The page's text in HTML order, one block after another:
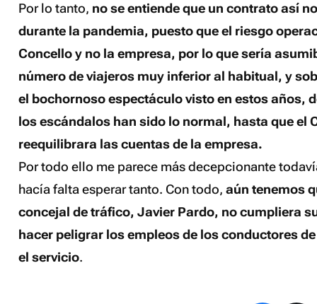
Por lo tanto, no se entiende que un contrato así
durante la pandemia, puesto que el riesgo
Concello y no la empresa, por lo que sería
número de viajeros muy inferior al habitual, y
el bochornoso espectáculo visto en estos años,
los escándalos han sido lo normal, hasta que el
reequilibrara las cuentas de la empresa.
Por todo ello me parece más decepcionante
hacía falta esperar tanto. Con todo,aún tenemos
concejal de tráfico, Javier Pardo, no cumpliera
hacer peligrar los empleos de los conductores
el servicio.